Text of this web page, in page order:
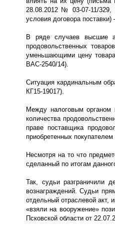
28.08.2012 № 03-07-11/329,
условия договора
В ряде случаев высшие
продовольственных
уменьшающими цену
ВАС-2540/14).
Ситуация кардинальным
КГ15-19017).
Между налоговым органом
количества
праве поставщика
приобретенных покупателем
Несмотря на то что
сделанный по итогам
Так, судьи разграничили
вознаграждений. Судьи
отдельный отраслевой акт,
«взяли на вооружение»
Псковской области от